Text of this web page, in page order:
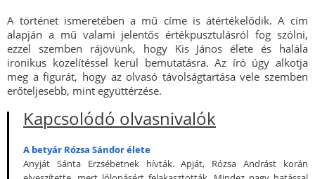
A történet ismeretében a mű címe is átértékelődik. A cím
alapján a mű valami jelentős értékpusztulásról fog szólni,
ezzel szemben rájövünk, hogy Kis János élete és halála
ironikus közelítéssel kerül bemutatásra. Az író úgy alkotja
meg a figurát, hogy az olvasó távolságtartása vele szemben
erőteljesebb, mint együttérzése.
Kapcsolódó olvasnivalók
A betyár Rózsa Sándor élete
Anyját Sánta Erzsébetnek hívták. Apját, Rózsa Andrást korán